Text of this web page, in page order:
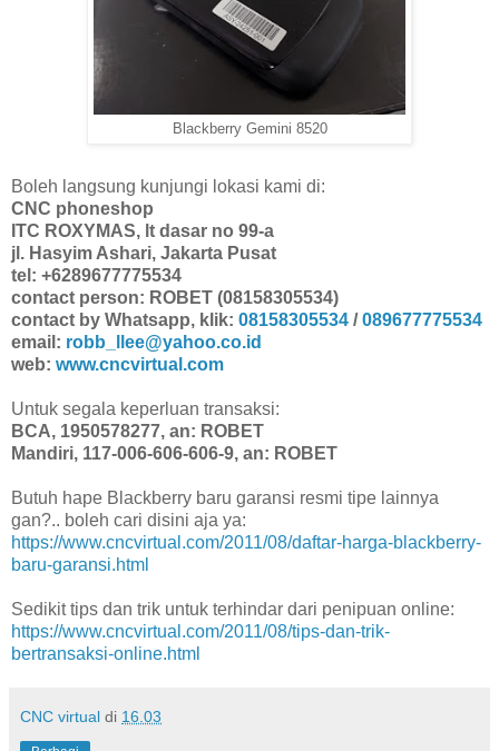
Blackberry Gemini 8520
Boleh langsung kunjungi lokasi kami di:
CNC phoneshop
ITC ROXYMAS, lt dasar no 99-a
jl. Hasyim Ashari, Jakarta Pusat
tel: +6289677775534
contact person: ROBET (08158305534)
contact by Whatsapp, klik: 08158305534 /089677775534
email: robb_llee@yahoo.co.id
web: www.cncvirtual.com
Untuk segala keperluan transaksi:
BCA, 1950578277, an: ROBET
Mandiri, 117-006-606-606-9, an: ROBET
Butuh hape Blackberry baru garansi resmi tipe lainnya
gan?.. boleh cari disini aja ya:
https://www.cncvirtual.com/2011/08/daftar-harga-blackberry-
baru-garansi.html
Sedikit tips dan trik untuk terhindar dari penipuan online:
https://www.cncvirtual.com/2011/08/tips-dan-trik-
bertransaksi-online.html
CNC virtual di 16.03